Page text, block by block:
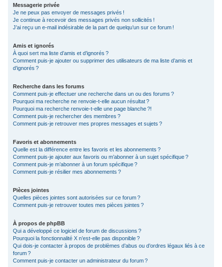
Messagerie privée
Je ne peux pas envoyer de messages privés !
Je continue à recevoir des messages privés non sollicités !
J’ai reçu un e-mail indésirable de la part de quelqu’un sur ce forum !
Amis et ignorés
À quoi sert ma liste d’amis et d’ignorés ?
Comment puis-je ajouter ou supprimer des utilisateurs de ma liste d’amis et
d’ignorés ?
Recherche dans les forums
Comment puis-je effectuer une recherche dans un ou des forums ?
Pourquoi ma recherche ne renvoie-t-elle aucun résultat ?
Pourquoi ma recherche renvoie-t-elle une page blanche ?!
Comment puis-je rechercher des membres ?
Comment puis-je retrouver mes propres messages et sujets ?
Favoris et abonnements
Quelle est la différence entre les favoris et les abonnements ?
Comment puis-je ajouter aux favoris ou m’abonner à un sujet spécifique ?
Comment puis-je m’abonner à un forum spécifique ?
Comment puis-je résilier mes abonnements ?
Pièces jointes
Quelles pièces jointes sont autorisées sur ce forum ?
Comment puis-je retrouver toutes mes pièces jointes ?
À propos de phpBB
Qui a développé ce logiciel de forum de discussions ?
Pourquoi la fonctionnalité X n’est-elle pas disponible ?
Qui dois-je contacter à propos de problèmes d’abus ou d’ordres légaux liés à ce
forum ?
Comment puis-je contacter un administrateur du forum ?